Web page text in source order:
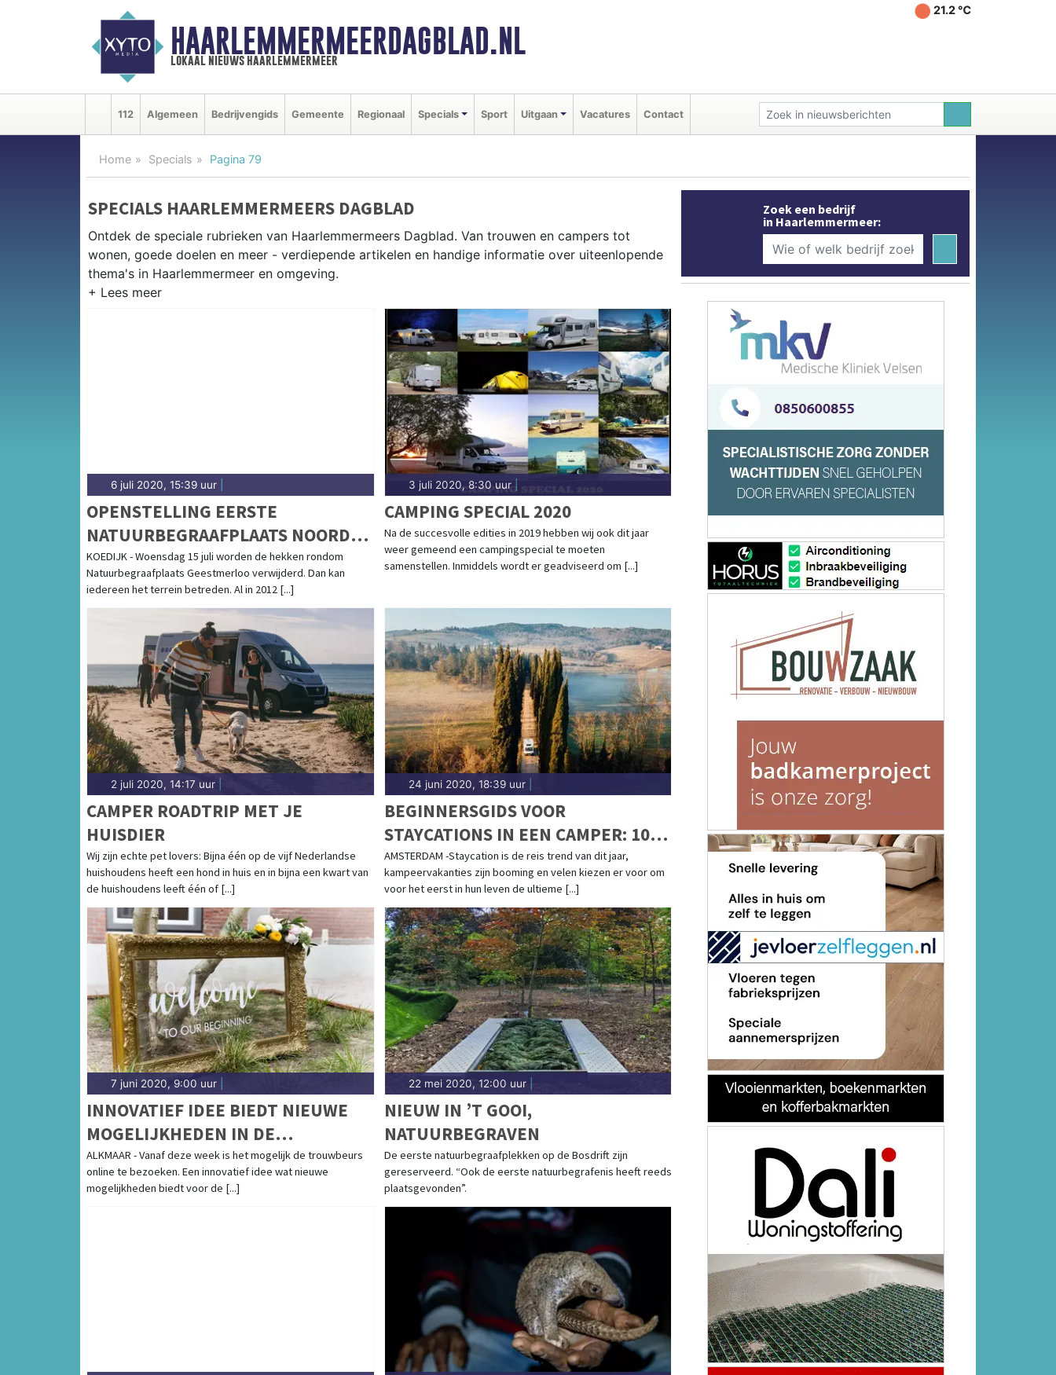
HAARLEMMERMEERDAGBLAD.NL
lokaal nieuws haarlemmermeer
21.2 ℃
112 Algemeen Bedrijvengids Gemeente Regionaal Specials Sport Uitgaan Vacatures Contact
Home Specials Pagina 79
SPECIALS HAARLEMMERMEERS DAGBLAD
Ontdek de speciale rubrieken van Haarlemmermeers Dagblad. Van trouwen en campers tot
wonen, goede doelen en meer - verdiepende artikelen en handige informatie over uiteenlopende
thema's in Haarlemmermeer en omgeving.
6 juli 2020, 15:39 uur
OPENSTELLING EERSTE
NATUURBEGRAAFPLAATS NOORD-
HOLLAND
KOEDIJK - Woensdag 15 juli worden de hekken rondom
Natuurbegraafplaats Geestmerloo verwijderd. Dan kan
iedereen het terrein betreden. Al in 2012 [...]
3 juli 2020, 8:30 uur|
CAMPING SPECIAL 2020
Na de succesvolle edities in 2019 hebben wij ook dit jaar
weer gemeend een campingspecial te moeten
samenstellen. Inmiddels wordt er geadviseerd om [...]
2 juli 2020, 14:17 uur
CAMPER ROADTRIP MET JE
HUISDIER
Wij zijn echte pet lovers: Bijna één op de vijf Nederlandse
huishoudens heeft een hond in huis en in bijna een kwart van
de huishoudens leeft één of [...]
24 juni 2020, 18:39 uur|
BEGINNERSGIDS VOOR
STAYCATIONS IN EEN CAMPER: 10
ESSENTIËLE TIPS VOOR DE
ULTIEME NEDERLANDSE ROAD TRIP
DEZE ZOMER
AMSTERDAM -Staycation is de reis trend van dit jaar,
kampeervakanties zijn booming en velen kiezen er voor om
voor het eerst in hun leven de ultieme [...]
7 juni 2020, 9:00 uur
INNOVATIEF IDEE BIEDT NIEUWE
MOGELIJKHEDEN IN DE
TROUWBRANCHE
ALKMAAR - Vanaf deze week is het mogelijk de trouwbeurs
online te bezoeken. Een innovatief idee wat nieuwe
mogelijkheden biedt voor de [...]
22 mei 2020, 12:00 uur|
NIEUW IN ’T GOOI,
NATUURBEGRAVEN
De eerste natuurbegraafplekken op de Bosdrift zijn
gereserveerd. “Ook de eerste natuurbegrafenis heeft reeds
plaatsgevonden”.
Zoek een bedrijf
in Haarlemmermeer: